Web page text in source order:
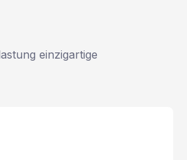
einzigartige